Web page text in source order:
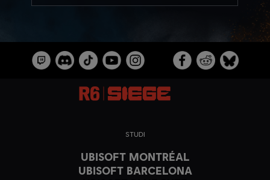
STUDI
UBISOFT MONTRÉAL
UBISOFT BARCELONA